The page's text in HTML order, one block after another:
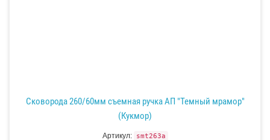
Сковорода 260/60мм съемная ручка АП "Темный мрамор"
(Кукмор)
Артикул: smt263a